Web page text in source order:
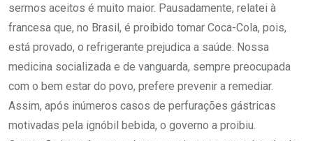
sermos aceitos é muito maior. Pausadamente, relatei à
francesa que, no Brasil, é proibido tomar Coca-Cola, pois,
está provado, o refrigerante prejudica a saúde. Nossa
medicina socializada e de vanguarda, sempre preocupada
com o bem estar do povo, prefere prevenir a remediar.
Assim, após inúmeros casos de perfurações gástricas
motivadas pela ignóbil bebida, o governo a proibiu.